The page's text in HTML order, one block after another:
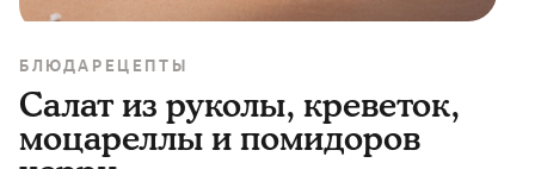
БЛЮДА РЕЦЕПТЫ
Салат из руколы, креветок,
моцареллы и помидоров